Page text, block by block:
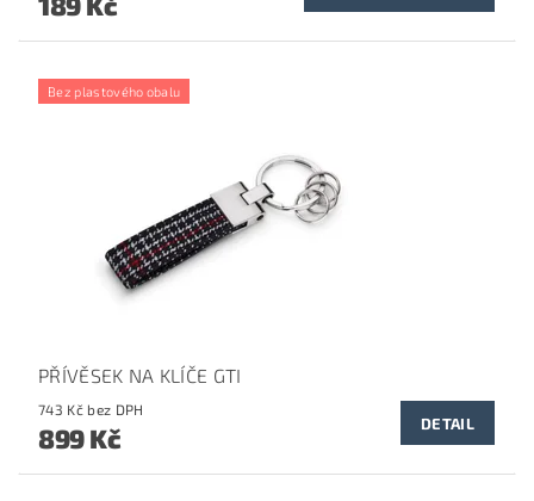
Bez plastového obalu
PŘÍVĚSEK NA KLÍČE GTI
743 Kč bez DPH
899 Kč DETAIL